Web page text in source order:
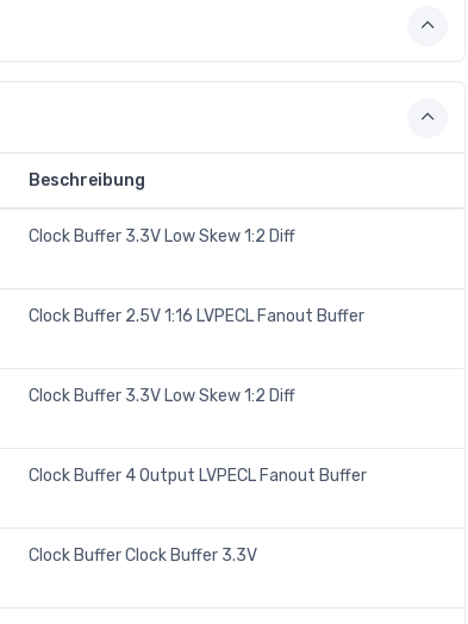
Beschreibung
Clock Buffer 3.3V Low Skew 1:2 Diff
Clock Buffer 2.5V 1:16 LVPECL Fanout Buffer
Clock Buffer 3.3V Low Skew 1:2 Diff
Clock Buffer 4 Output LVPECL Fanout Buffer
Clock Buffer Clock Buffer 3.3V